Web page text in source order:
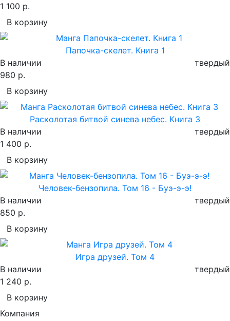
1 100 р.
В корзину
Папочка-скелет. Книга 1
В наличии
твердый
980 р.
В корзину
Расколотая битвой синева небес. Книга 3
В наличии
твердый
1 400 р.
В корзину
Человек-бензопила. Том 16 - Буэ-э-э!
В наличии
твердый
850 р.
В корзину
Игра друзей. Том 4
В наличии
твердый
1 240 р.
В корзину
Компания